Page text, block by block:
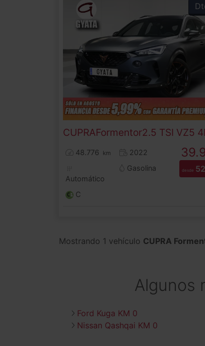
CUPRAFormentor
48.776 km 2022
Automático
Gasolina
C
desde
Mostrando 1 vehículo CUPRA
Algunos
Ford Kuga KM 0
Nissan Qashqai KM 0